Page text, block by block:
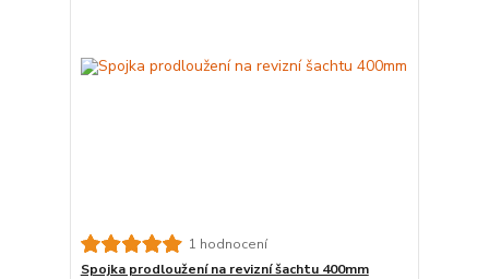
1 hodnocení
Spojka prodloužení na revizní šachtu 400mm